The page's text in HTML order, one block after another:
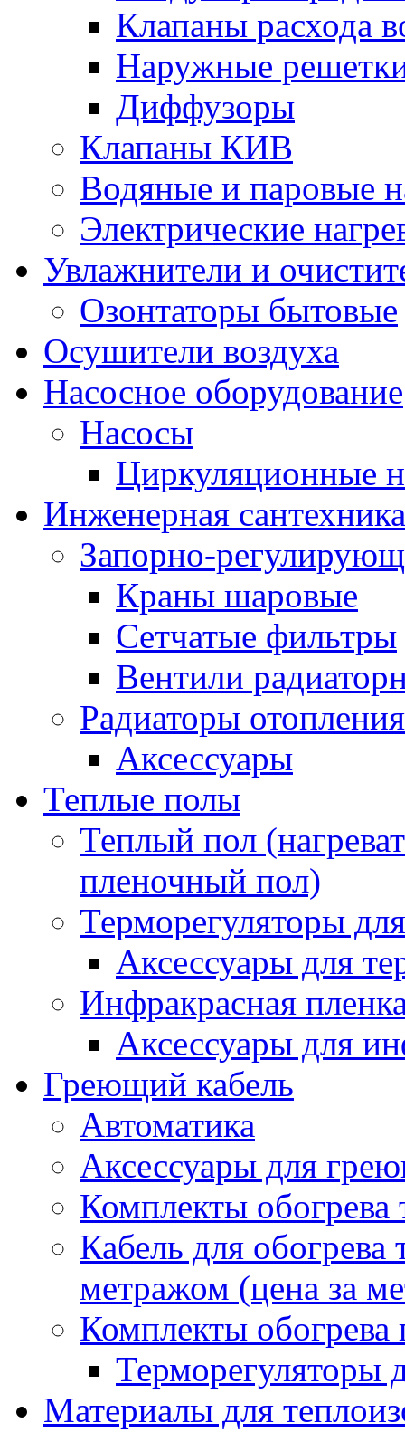
Клапаны расхода
Наружные
Диффузоры
Клапаны КИВ
Водяные и паровые
Электрические
Увлажнители и
Озонтаторы бытовые
Осушители воздуха
Насосное оборудование
Насосы
Циркуляционные
Инженерная сантехника
Запорно-
Краны шаровые
Сетчатые фильтры
Вентили
Радиаторы отопления
Аксессуары
Теплые полы
Теплый пол
пленочный пол)
Терморегуляторы
Аксессуары для
Инфракрасная
Аксессуары для
Греющий кабель
Автоматика
Аксессуары для
Комплекты обогрева
Кабель для обогрева
метражом (цена за
Комплекты обогрева
Терморегуляторы
Материалы для